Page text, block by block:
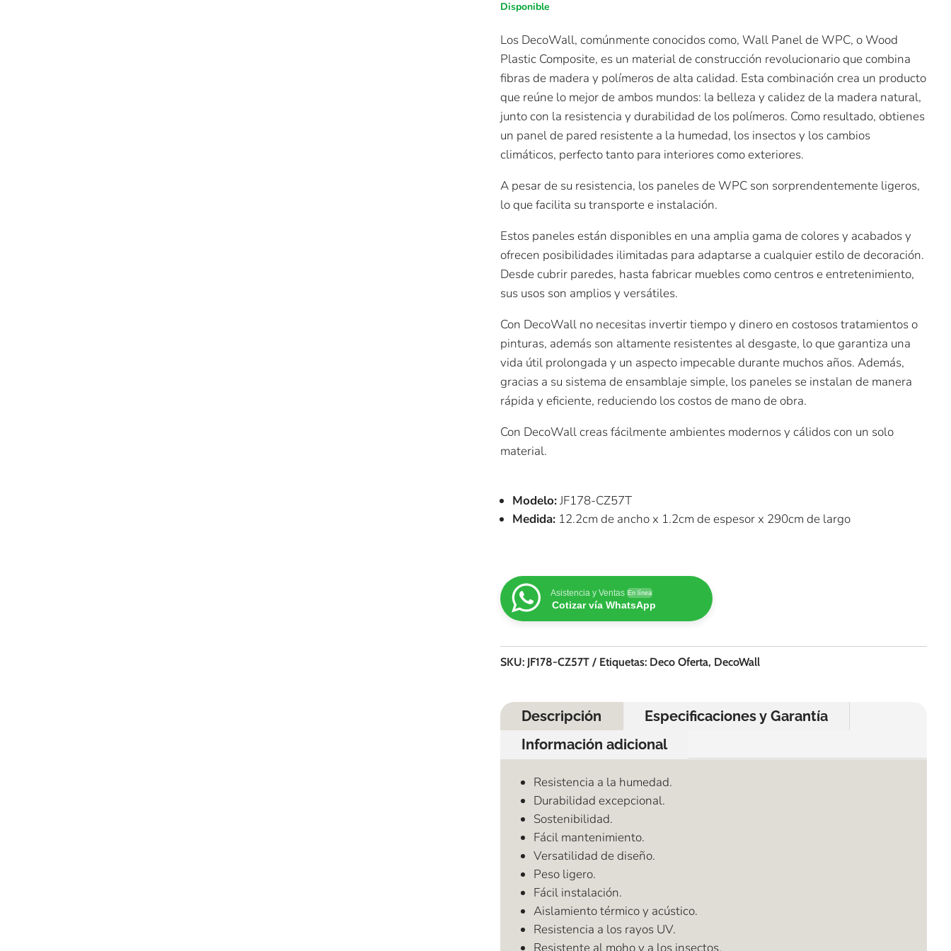
$12.31.$6.15.
Disponible
Los DecoWall, comúnmente conocidos como, Wall Panel de WPC, o Wood
Plastic Composite, es un material de construcción revolucionario que combina
fibras de madera y polímeros de alta calidad. Esta combinación crea un producto
que reúne lo mejor de ambos mundos: la belleza y calidez de la madera natural,
junto con la resistencia y durabilidad de los polímeros. Como resultado, obtienes
un panel de pared resistente a la humedad, los insectos y los cambios
climáticos, perfecto tanto para interiores como exteriores.
A pesar de su resistencia, los paneles de WPC son sorprendentemente ligeros,
lo que facilita su transporte e instalación.
Estos paneles están disponibles en una amplia gama de colores y acabados y
ofrecen posibilidades ilimitadas para adaptarse a cualquier estilo de decoración.
Desde cubrir paredes, hasta fabricar muebles como centros e entretenimiento,
sus usos son amplios y versátiles.
Con DecoWall no necesitas invertir tiempo y dinero en costosos tratamientos o
pinturas, además son altamente resistentes al desgaste, lo que garantiza una
vida útil prolongada y un aspecto impecable durante muchos años. Además,
gracias a su sistema de ensamblaje simple, los paneles se instalan de manera
rápida y eficiente, reduciendo los costos de mano de obra.
Con DecoWall creas fácilmente ambientes modernos y cálidos con un solo
material.
Modelo:JF178-CZ57T
Medida: 12.2cm de ancho x 1.2cm de espesor x 290cm de largo
Asistencia y Ventas En línea
Cotizar vía WhatsApp
SKU: JF178-CZ57T Etiquetas: Deco Oferta, DecoWall
Descripción
Especificaciones y Garantía
Información adicional
Resistencia a la humedad.
Durabilidad excepcional.
Sostenibilidad.
Fácil mantenimiento.
Versatilidad de diseño.
Peso ligero.
Fácil instalación.
Aislamiento térmico y acústico.
Resistencia a los rayos UV.
Resistente al moho y a los insectos.